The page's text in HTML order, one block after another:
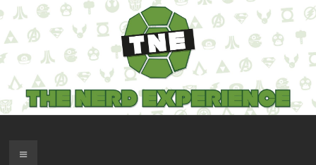
Salta
al
contenuto
The Nerd Experience
Menu